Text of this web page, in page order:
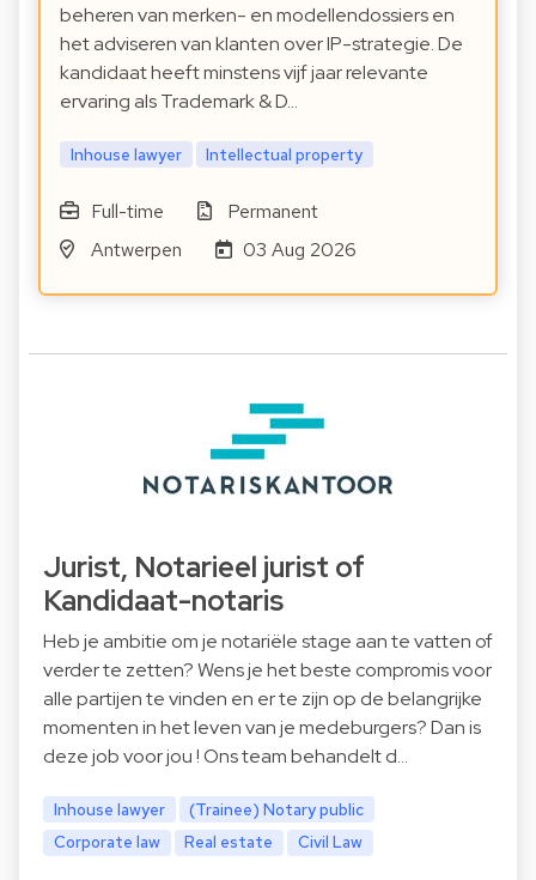
beheren van merken- en modellendossiers en
het adviseren van klanten over IP-strategie. De
kandidaat heeft minstens vijf jaar relevante
ervaring als Trademark & D…
Inhouse lawyer Intellectual property
Full-time
Permanent
Antwerpen
03 Aug 2026
Jurist, Notarieel jurist of
Kandidaat-notaris
Heb je ambitie om je notariële stage aan te vatten of
verder te zetten? Wens je het beste compromis voor
alle partijen te vinden en er te zijn op de belangrijke
momenten in het leven van je medeburgers? Dan is
deze job voor jou ! Ons team behandelt d…
Inhouse lawyer
(Trainee) Notary public
Corporate law
Real estate Civil Law